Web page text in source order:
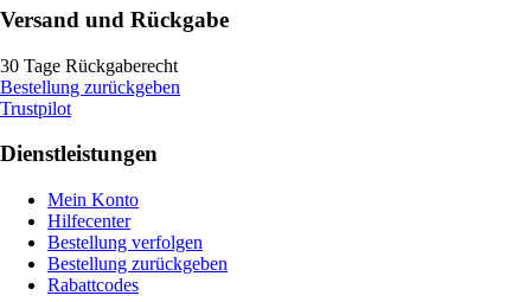
Versand und Rückgabe
30 Tage Rückgaberecht
Bestellung zurückgeben
Trustpilot
Dienstleistungen
Mein Konto
Hilfecenter
Bestellung verfolgen
Bestellung zurückgeben
Rabattcodes